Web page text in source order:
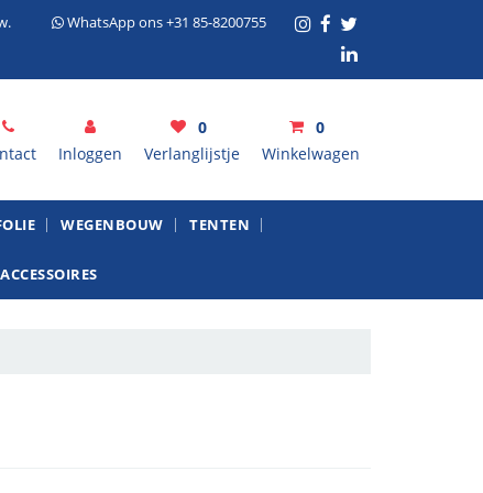
WhatsApp ons +31 85-8200755
Inloggen
0
Verlanglijstje
0
Winkelwagen
Uw winkelwagen is leeg.
WEGENBOUW TENTEN